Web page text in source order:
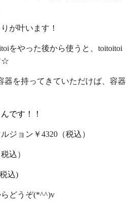
が叶います！
をやった後から使うと、toitoitoi
☆
器を持ってきていただけば、容器
です！！
ジョン￥4320（税込）
込）
込)
どうぞ(*^^)v